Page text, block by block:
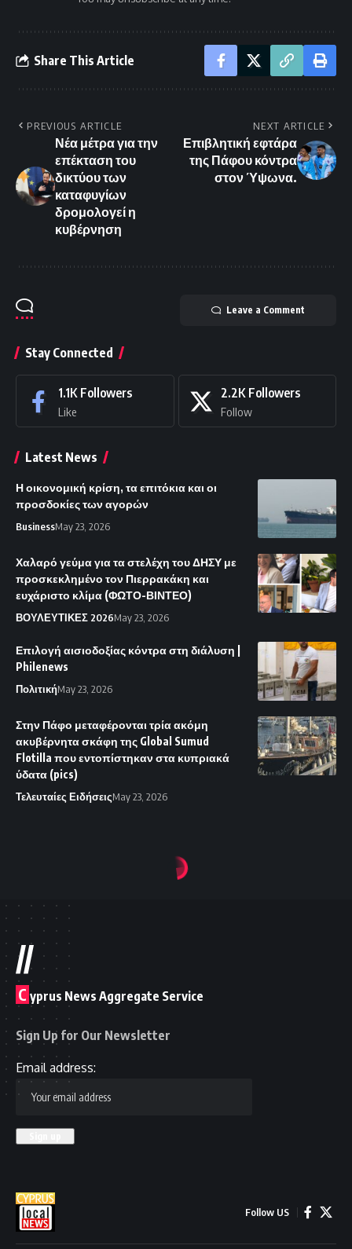
Share This Article
PREVIOUS ARTICLE
Νέα μέτρα για την
επέκταση του
δικτύου των
καταφυγίων
δρομολογεί η
κυβέρνηση
NEXT ARTICLE
Επιβλητική εφτάρα
της Πάφου κόντρα
στον Ύψωνα.
Leave a Comment
Stay Connected
1.1K Followers
Like
2.2K Followers
Follow
Latest News
Η οικονομική κρίση, τα επιτόκια και οι
προσδοκίες των αγορών
BusinessMay 23, 2026
Χαλαρό γεύμα για τα στελέχη του ΔΗΣΥ με
προσκεκλημένο τον Πιερρακάκη και
ευχάριστο κλίμα (ΦΩΤΟ-ΒΙΝΤΕΟ)
ΒΟΥΛΕΥΤΙΚΕΣ 2026May 23, 2026
Επιλογή αισιοδοξίας κόντρα στη διάλυση |
Philenews
ΠολιτικήMay 23, 2026
Στην Πάφο μεταφέρονται τρία ακόμη
ακυβέρνητα σκάφη της Global Sumud
Flotilla που εντοπίστηκαν στα κυπριακά
ύδατα (pics)
Τελευταίες ΕιδήσειςMay 23, 2026
//
C yprus News Aggregate Service
Sign Up for Our Newsletter
Email address:
Follow US